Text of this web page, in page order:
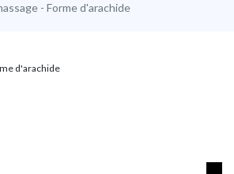
- Forme d'arachide